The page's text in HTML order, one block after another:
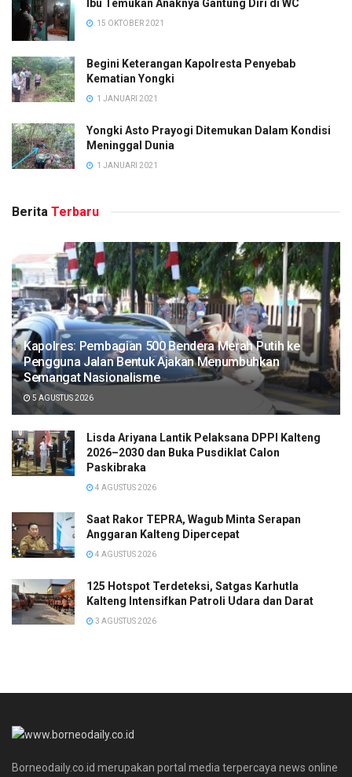
Ibu Temukan Anaknya Gantung Diri di WC
15 OKTOBER 2021
Begini Keterangan Kapolresta Penyebab
Kematian Yongki
1 JANUARI 2021
Yongki Asto Prayogi Ditemukan Dalam Kondisi
Meninggal Dunia
1 JANUARI 2021
Berita Terbaru
Kapolres: Pembagian 500 Bendera Merah Putih ke
Pengguna Jalan Bentuk Ajakan Menumbuhkan
Semangat Nasionalisme
5 AGUSTUS 2026
Lisda Ariyana Lantik Pelaksana DPPI Kalteng
2026–2030 dan Buka Pusdiklat Calon
Paskibraka
4 AGUSTUS 2026
Saat Rakor TEPRA, Wagub Minta Serapan
Anggaran Kalteng Dipercepat
4 AGUSTUS 2026
125 Hotspot Terdeteksi, Satgas Karhutla
Kalteng Intensifkan Patroli Udara dan Darat
3 AGUSTUS 2026
Borneodaily.co.id merupakan portal media terpercaya news online